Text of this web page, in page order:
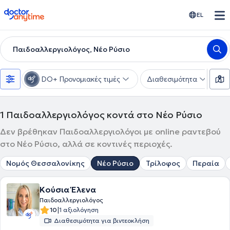
doctoranytime EL
Παιδοαλλεργιολόγος, Νέο Ρύσιο
DO+ Προνομιακές τιμές Διαθεσιμότητα
1 Παιδοαλλεργιολόγος κοντά στο Νέο Ρύσιο
Δεν βρέθηκαν Παιδοαλλεργιολόγοι με online ραντεβού
στο Νέο Ρύσιο, αλλά σε κοντινές περιοχές.
Νομός Θεσσαλονίκης Νέο Ρύσιο Τρίλοφος Περαία
Κούσια Έλενα
Παιδοαλλεργιολόγος
10|1 αξιολόγηση
Διαθεσιμότητα για βιντεοκλήση